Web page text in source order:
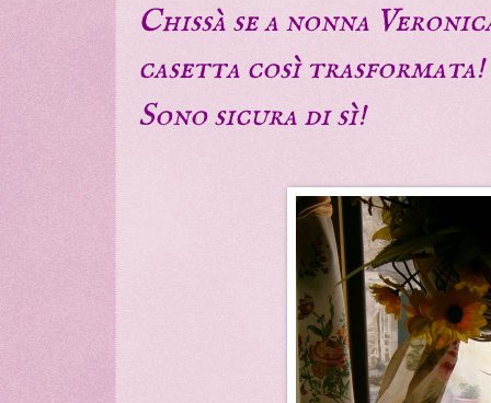
Chissà se a nonna
casetta così trasformata!
Sono sicura di sì!